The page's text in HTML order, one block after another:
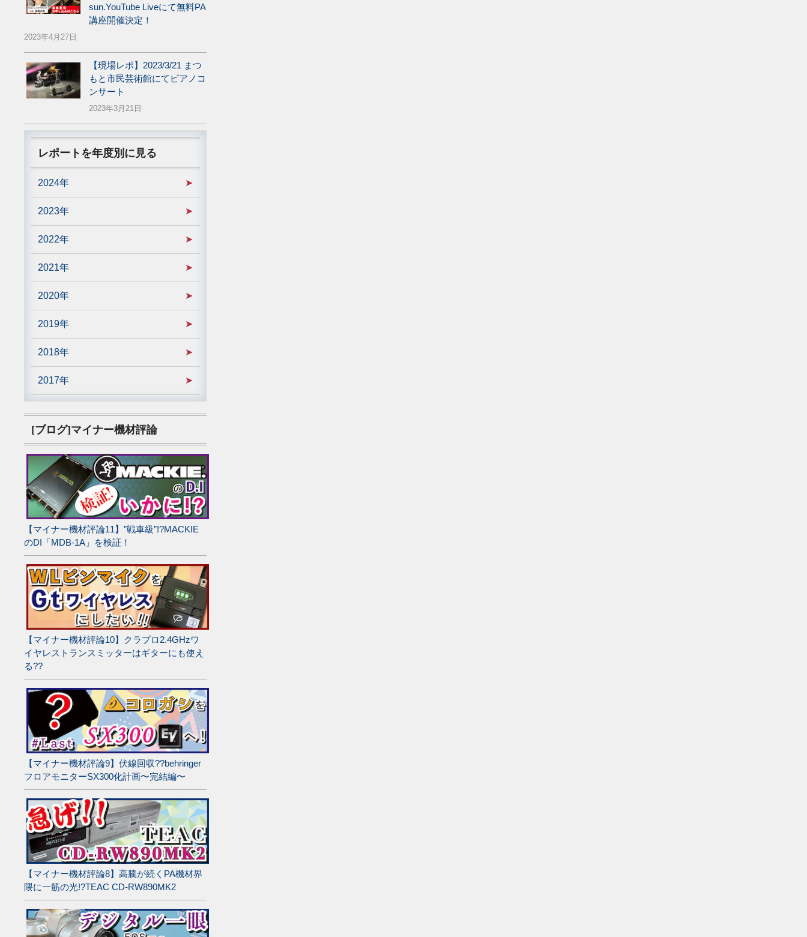
sun.YouTube Liveにて無料PA
講座開催決定！
2023年4月27日
【現場レポ】2023/3/21 まつ
もと市民芸術館にてピアノコ
ンサート
2023年3月21日
レポートを年度別に見る
2024年
2023年
2022年
2021年
2020年
2019年
2018年
2017年
[ブログ]マイナー機材評論
【マイナー機材評論11】”戦車級”!?MACKIE
のDI「MDB-1A」を検証！
【マイナー機材評論10】クラプロ2.4GHzワ
イヤレストランスミッターはギターにも使え
る??
【マイナー機材評論9】伏線回収??behringer
フロアモニターSX300化計画〜完結編〜
【マイナー機材評論8】高騰が続くPA機材界
隈に一筋の光!?TEAC CD-RW890MK2